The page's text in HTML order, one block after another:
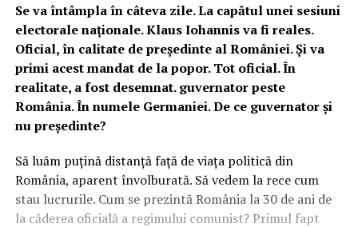
Se va întâmpla în câteva zile. La capătul unei sesiuni
electorale naționale. Klaus Iohannis va fi reales.
Oficial, în calitate de președinte al României. Și va
primi acest mandat de la popor. Tot oficial. În
realitate, a fost desemnat. guvernator peste
România. În numele Germaniei. De ce guvernator și
nu președinte?
Să luăm puțină distanță față de viața politică din
România, aparent învolburată. Să vedem la rece cum
stau lucrurile. Cum se prezintă România la 30 de ani de
la căderea oficială a regimului comunist? Primul fapt